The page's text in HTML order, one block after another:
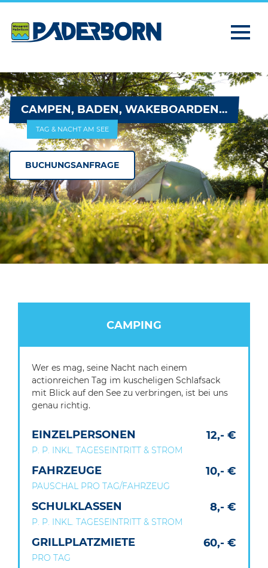
CAMPEN, BADEN, WAKEBOARDEN…
TAG & NACHT AM SEE
BUCHUNGSANFRAGE
CAMPING
Wer es mag, seine Nacht nach einem
actionreichen Tag im kuscheligen Schlafsack
mit Blick auf den See zu verbringen, ist bei uns
genau richtig.
EINZELPERSONEN 12,- €
P. P. INKL. TAGESEINTRITT & STROM
FAHRZEUGE 10,- €
PAUSCHAL PRO TAG/FAHRZEUG
SCHULKLASSEN 8,- €
P. P. INKL. TAGESEINTRITT & STROM
GRILLPLATZMIETE 60,- €
PRO TAG